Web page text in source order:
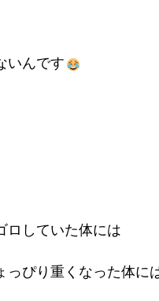
いんです
ロしていた体には
っぴり重くなった体に